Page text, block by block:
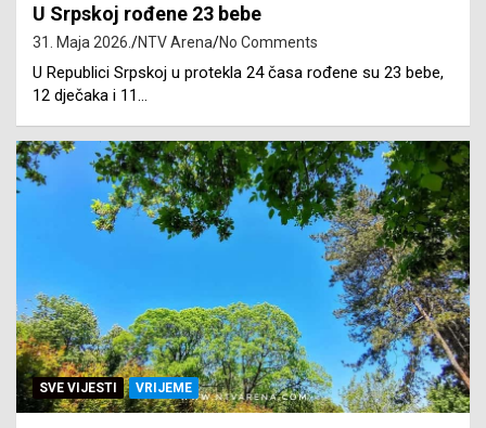
U Srpskoj rođene 23 bebe
31. Maja 2026. NTV Arena No Comments
U Republici Srpskoj u protekla 24 časa rođene su 23 bebe,
12 dječaka i 11…
SVE VIJESTI VRIJEME